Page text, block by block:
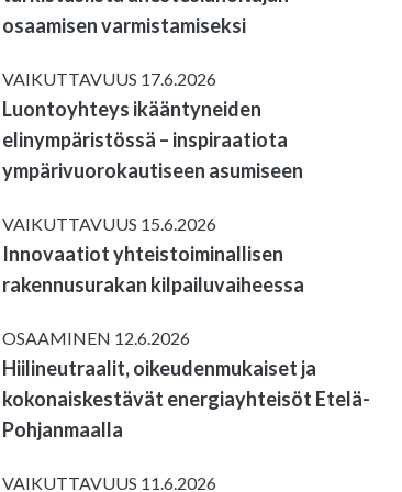
osaamisen varmistamiseksi
VAIKUTTAVUUS 17.6.2026
Luontoyhteys ikääntyneiden
elinympäristössä – inspiraatiota
ympärivuorokautiseen asumiseen
VAIKUTTAVUUS 15.6.2026
Innovaatiot yhteistoiminallisen
rakennusurakan kilpailuvaiheessa
OSAAMINEN 12.6.2026
Hiilineutraalit, oikeudenmukaiset ja
kokonaiskestävät energiayhteisöt Etelä-
Pohjanmaalla
VAIKUTTAVUUS 11.6.2026